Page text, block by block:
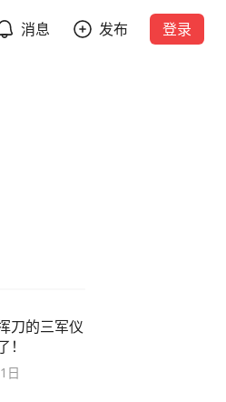
消息 发布 登录
刀的三军仪
日